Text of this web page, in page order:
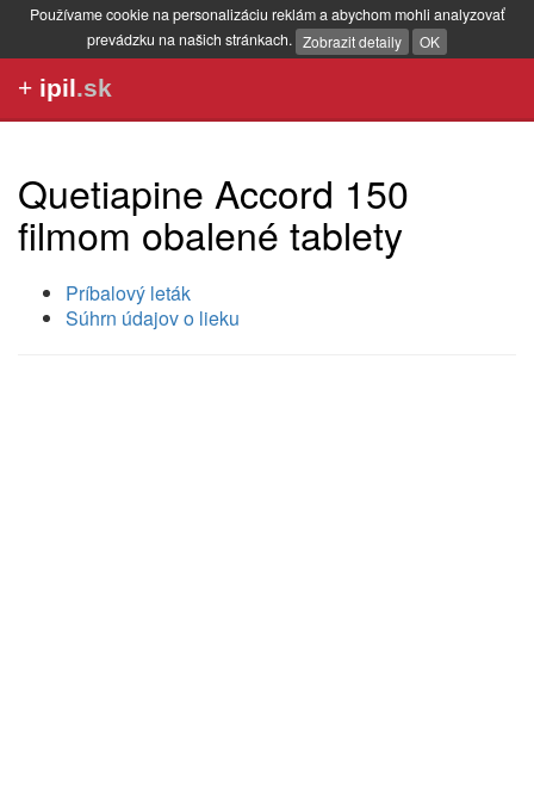
Používame cookie na personalizáciu reklám a abychom mohli analyzovať
prevádzku na našich stránkach. Zobrazit detaily OK
+ ipil.sk
Quetiapine Accord 150
filmom obalené tablety
Príbalový leták
Súhrn údajov o lieku